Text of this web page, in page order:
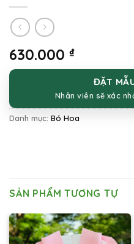
630.000 ₫
ĐẶT
Nhân viên sẽ xác
Danh mục: Bó Hoa
SẢN PHẨM TƯƠNG TỰ